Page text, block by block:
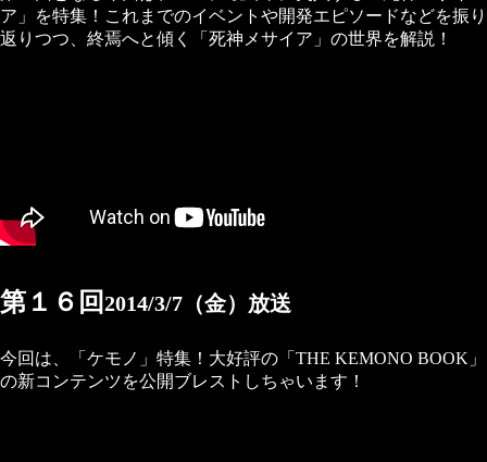
ア」を特集！これまでのイベントや開発エピソードなどを振り
返りつつ、終焉へと傾く「死神メサイア」の世界を解説！
第１６回2014/3/7（金）放送
今回は、「ケモノ」特集！大好評の「THE KEMONO BOOK」
の新コンテンツを公開ブレストしちゃいます！